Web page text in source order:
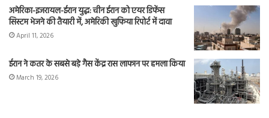
अमेरिका-इजरायल-ईरान युद्ध: चीन ईरान को एयर डिफेंस
सिस्टम भेजने की तैयारी में, अमेरिकी खुफिया रिपोर्ट में दावा
April 11, 2026
ईरान ने कतर के सबसे बड़े गैस केंद्र रास लाफान पर हमला किया
March 19, 2026